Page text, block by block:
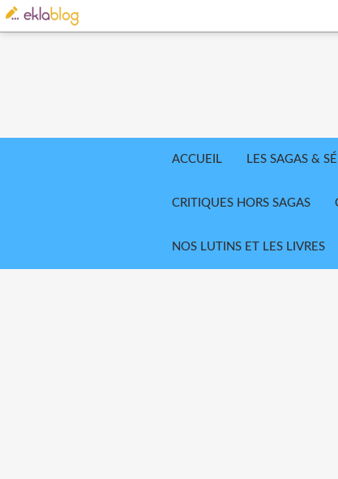
ACCUEIL LES SAGAS &
CRITIQUES HORS SAGAS
NOS LUTINS ET LES LIVRES